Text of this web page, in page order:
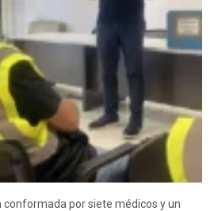
conformada por siete médicos y un